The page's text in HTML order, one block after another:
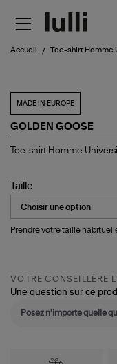
Accueil Tee-shirt Homme
MADE IN EUROPE
GOLDEN GOOSE
Tee-
University
Coton
Blanc
Tee-shirt Homme
Taille
Prendre votre taille
VOTRE CONSEILLÈRE
Une question sur ce